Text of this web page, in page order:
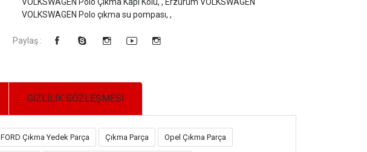
VOLKSWAGEN Polo çıkma su pompası, ,
Paylaş :
GİZLİLİK SÖZLEŞMESİ
FORD Çıkma Yedek Parça Çıkma Parça Opel Çıkma Parça